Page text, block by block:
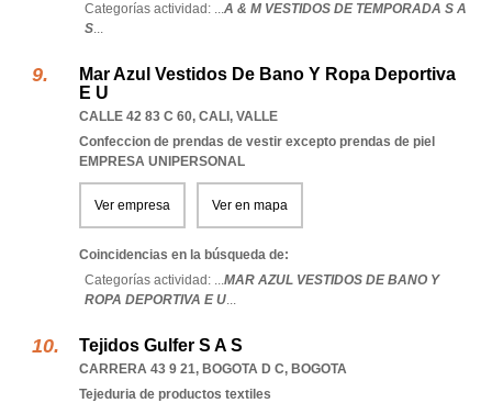
Categorías actividad: ...A & M VESTIDOS DE TEMPORADA S A
S...
Mar Azul Vestidos De Bano Y Ropa Deportiva
E U
CALLE 42 83 C 60, CALI , VALLE
Confeccion de prendas de vestir excepto prendas de piel
EMPRESA UNIPERSONAL
Ver empresa Ver en mapa
Coincidencias en la búsqueda de:
Categorías actividad: ...MAR AZUL VESTIDOS DE BANO Y
ROPA DEPORTIVA E U...
Tejidos Gulfer S A S
CARRERA 43 9 21, BOGOTA D C, BOGOTA
Tejeduria de productos textiles